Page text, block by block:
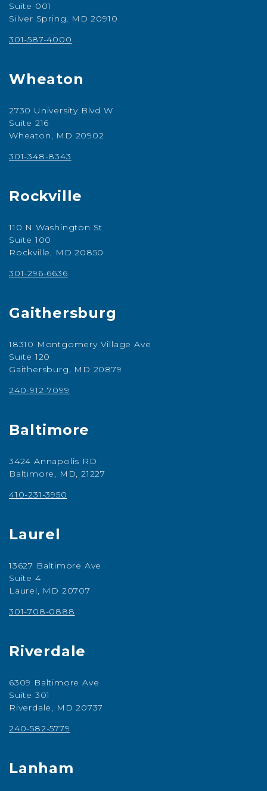
Suite 001
Silver Spring, MD 20910
301-587-4000
Wheaton
2730 University Blvd W
Suite 216
Wheaton, MD 20902
301-348-8343
Rockville
110 N Washington St
Suite 100
Rockville, MD 20850
301-296-6636
Gaithersburg
18310 Montgomery Village Ave
Suite 120
Gaithersburg, MD 20879
240-912-7099
Baltimore
3424 Annapolis RD
Baltimore, MD, 21227
410-231-3950
Laurel
13627 Baltimore Ave
Suite 4
Laurel, MD 20707
301-708-0888
Riverdale
6309 Baltimore Ave
Suite 301
Riverdale, MD 20737
240-582-5779
Lanham